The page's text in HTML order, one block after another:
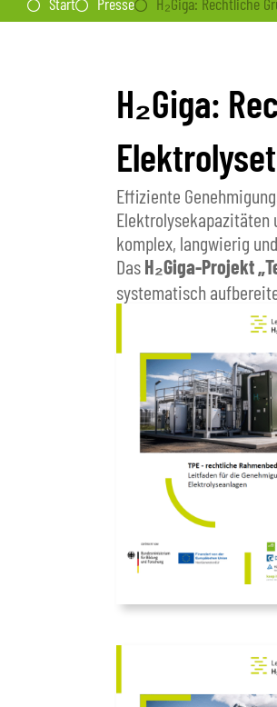
H₂Giga:
Effiziente
Elektrolysekapazitäten
komplex, langwierig
DasH₂Giga-Projekt
systematisch